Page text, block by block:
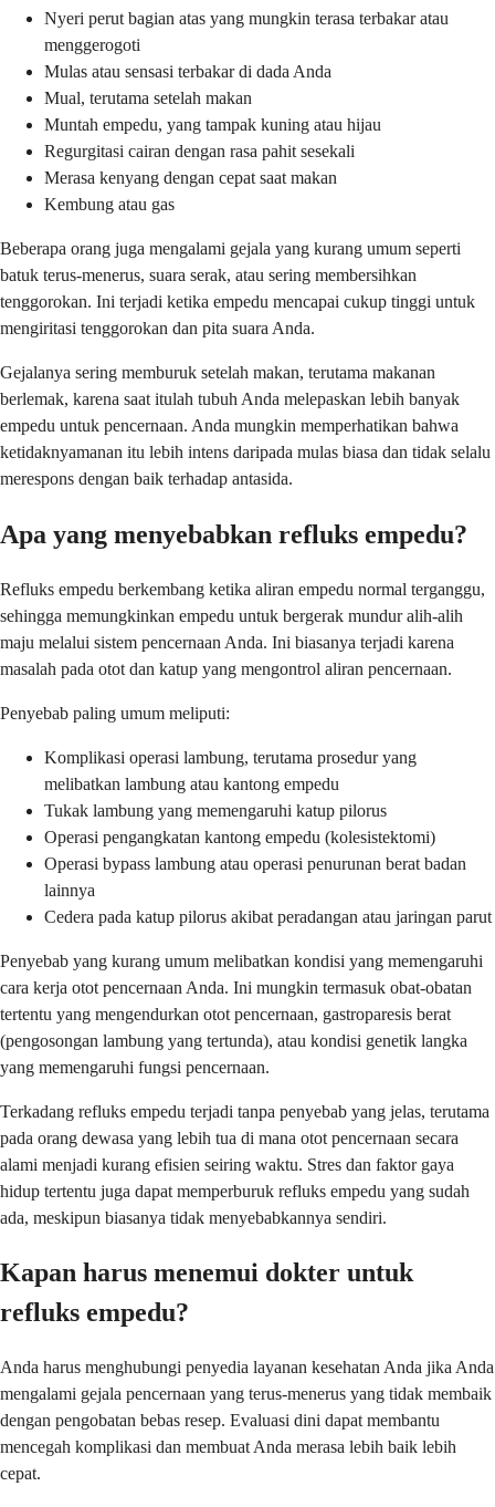
Nyeri perut bagian atas yang mungkin terasa terbakar atau
menggerogoti
Mulas atau sensasi terbakar di dada Anda
Mual, terutama setelah makan
Muntah empedu, yang tampak kuning atau hijau
Regurgitasi cairan dengan rasa pahit sesekali
Merasa kenyang dengan cepat saat makan
Kembung atau gas
Beberapa orang juga mengalami gejala yang kurang umum seperti
batuk terus-menerus, suara serak, atau sering membersihkan
tenggorokan. Ini terjadi ketika empedu mencapai cukup tinggi untuk
mengiritasi tenggorokan dan pita suara Anda.
Gejalanya sering memburuk setelah makan, terutama makanan
berlemak, karena saat itulah tubuh Anda melepaskan lebih banyak
empedu untuk pencernaan. Anda mungkin memperhatikan bahwa
ketidaknyamanan itu lebih intens daripada mulas biasa dan tidak selalu
merespons dengan baik terhadap antasida.
Apa yang menyebabkan refluks empedu?
Refluks empedu berkembang ketika aliran empedu normal terganggu,
sehingga memungkinkan empedu untuk bergerak mundur alih-alih
maju melalui sistem pencernaan Anda. Ini biasanya terjadi karena
masalah pada otot dan katup yang mengontrol aliran pencernaan.
Penyebab paling umum meliputi:
Komplikasi operasi lambung, terutama prosedur yang
melibatkan lambung atau kantong empedu
Tukak lambung yang memengaruhi katup pilorus
Operasi pengangkatan kantong empedu (kolesistektomi)
Operasi bypass lambung atau operasi penurunan berat badan
lainnya
Cedera pada katup pilorus akibat peradangan atau jaringan parut
Penyebab yang kurang umum melibatkan kondisi yang memengaruhi
cara kerja otot pencernaan Anda. Ini mungkin termasuk obat-obatan
tertentu yang mengendurkan otot pencernaan, gastroparesis berat
(pengosongan lambung yang tertunda), atau kondisi genetik langka
yang memengaruhi fungsi pencernaan.
Terkadang refluks empedu terjadi tanpa penyebab yang jelas, terutama
pada orang dewasa yang lebih tua di mana otot pencernaan secara
alami menjadi kurang efisien seiring waktu. Stres dan faktor gaya
hidup tertentu juga dapat memperburuk refluks empedu yang sudah
ada, meskipun biasanya tidak menyebabkannya sendiri.
Kapan harus menemui dokter untuk
refluks empedu?
Anda harus menghubungi penyedia layanan kesehatan Anda jika Anda
mengalami gejala pencernaan yang terus-menerus yang tidak membaik
dengan pengobatan bebas resep. Evaluasi dini dapat membantu
mencegah komplikasi dan membuat Anda merasa lebih baik lebih
cepat.